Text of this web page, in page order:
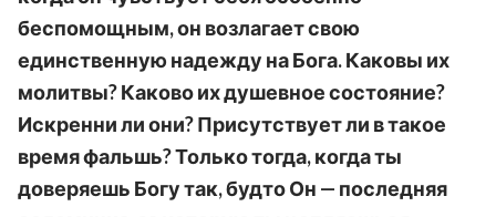
беспомощным, он возлагает свою
единственную надежду на Бога. Каковы их
молитвы? Каково их душевное состояние?
Искренни ли они? Присутствует ли в такое
время фальшь? Только тогда, когда ты
доверяешь Богу так, будто Он — последняя